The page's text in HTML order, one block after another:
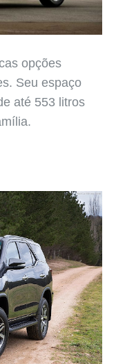
opções
Seu espaço
até 553 litros